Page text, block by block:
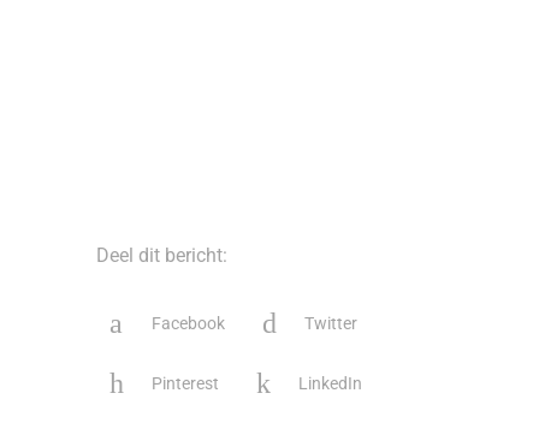
Deel dit bericht:
Facebook Twitter
Pinterest LinkedIn